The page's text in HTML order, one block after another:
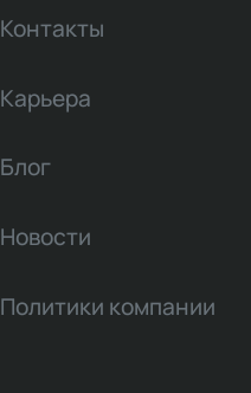
Контакты
Карьера
Блог
Новости
Политики компании